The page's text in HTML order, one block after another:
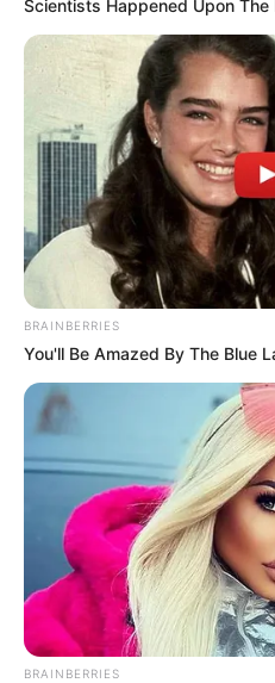
Sinopsis
Kepompong,
Angkat Isu
Penulis:chusnul |17 Februari
Scientists Happened Upon
BRAINBERRIES
You'll Be Amazed By The Blue
BRAINBERRIES